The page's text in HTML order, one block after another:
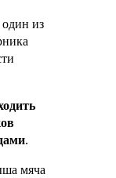
из
.
мяча